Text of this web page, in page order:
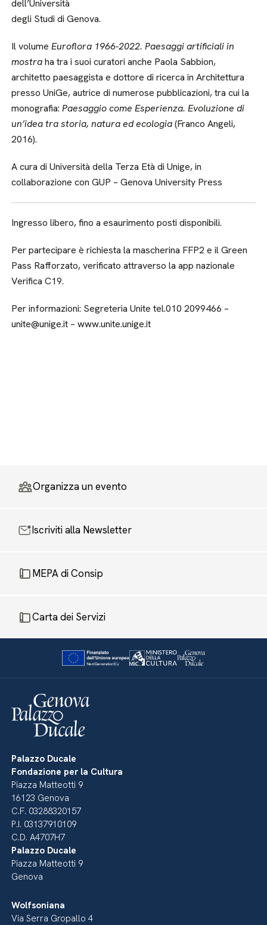
dell’Università
degli Studi di Genova.
Il volumeEuroflora 1966-2022. Paesaggi artificiali in
mostraha tra i suoi curatori anche Paola Sabbion,
architetto paesaggista e dottore di ricerca in Architettura
presso UniGe, autrice di numerose pubblicazioni, tra cui la
monografia:Paesaggio come Esperienza. Evoluzione di
un’idea tra storia, natura ed ecologia(Franco Angeli,
2016).
A cura di Università della Terza Età di Unige, in
collaborazione con GUP – Genova University Press
Ingresso libero, fino a esaurimento posti disponibili.
Per partecipare è richiesta la mascherina FFP2 e il Green
Pass Rafforzato, verificato attraverso la app nazionale
Verifica C19.
Per informazioni: Segreteria Unite tel.010 2099466 –
unite@unige.it – www.unite.unige.it
Organizza un evento
Iscriviti alla Newsletter
MEPA di Consip
Carta dei Servizi
Palazzo Ducale
Fondazione per la Cultura
Piazza Matteotti 9
16123 Genova
C.F. 03288320157
P.I. 03137910109
C.D. A4707H7
Palazzo Ducale
Piazza Matteotti 9
Genova
Wolfsoniana
Via Serra Gropallo 4